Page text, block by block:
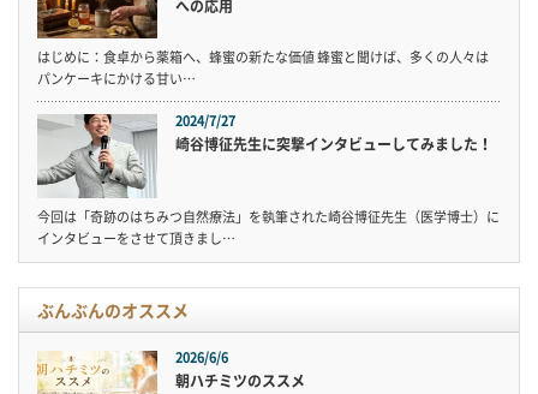
への応用
はじめに：食卓から薬箱へ、蜂蜜の新たな価値 蜂蜜と聞けば、多くの人々は
パンケーキにかける甘い…
2024/7/27
崎谷博征先生に突撃インタビューしてみました！
今回は「奇跡のはちみつ自然療法」を執筆された崎谷博征先生（医学博士）に
インタビューをさせて頂きまし…
ぶんぶんのオススメ
2026/6/6
朝ハチミツのススメ